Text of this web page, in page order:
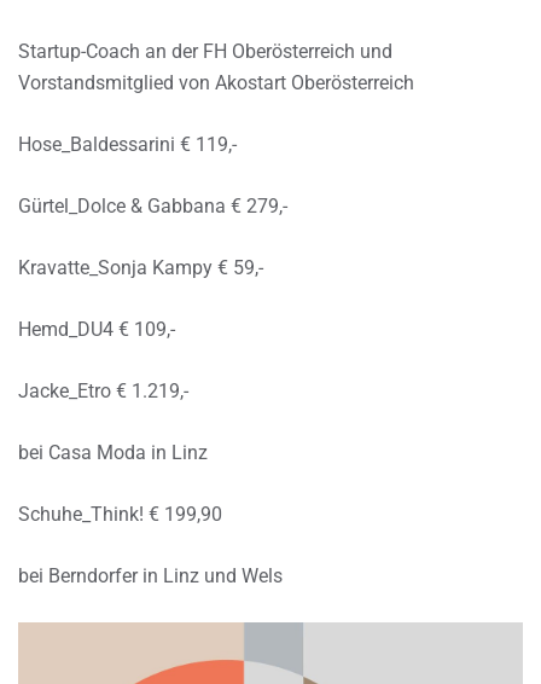
Startup-Coach an der FH Oberösterreich und
Vorstandsmitglied von Akostart Oberösterreich
Hose_Baldessarini € 119,-
Gürtel_Dolce & Gabbana € 279,-
Kravatte_Sonja Kampy € 59,-
Hemd_DU4 € 109,-
Jacke_Etro € 1.219,-
bei Casa Moda in Linz
Schuhe_Think! € 199,90
bei Berndorfer in Linz und Wels